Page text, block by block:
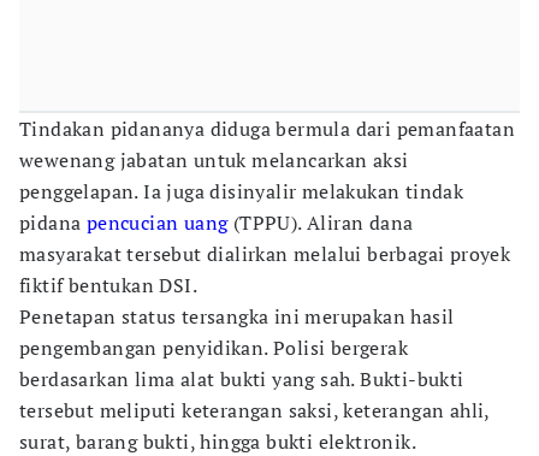
Tindakan pidananya diduga bermula dari pemanfaatan
wewenang jabatan untuk melancarkan aksi
penggelapan. Ia juga disinyalir melakukan tindak
pidana pencucian uang(TPPU). Aliran dana
masyarakat tersebut dialirkan melalui berbagai proyek
fiktif bentukan DSI.
Penetapan status tersangka ini merupakan hasil
pengembangan penyidikan. Polisi bergerak
berdasarkan lima alat bukti yang sah. Bukti-bukti
tersebut meliputi keterangan saksi, keterangan ahli,
surat, barang bukti, hingga bukti elektronik.